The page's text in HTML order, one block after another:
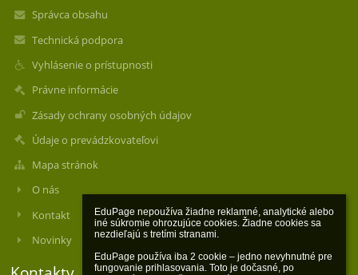
EduPage nepoužíva žiadne reklamné, analytické alebo
iné súkromie ohrozujúce cookies. Žiadne cookies sa
nezdieľajú s tretími stranami.
EduPage používa iba 2 cookie – jedno nevyhnutné pre
fungovanie prihlasovania. Toto je dočasné, po
Správca obsahu
Technická podpora
Vyhlásenie o prístupnosti
Právne informácie
Zásady ochrany osobných údajov
Údaje o prevádzkovateľovi
Mapa stránok
O nás
Kontakt
Novinky